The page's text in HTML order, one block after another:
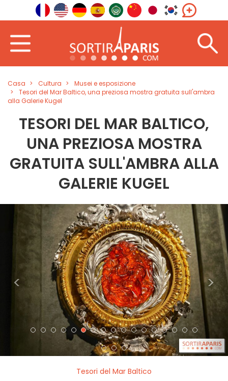
Casa Cultura
Musei e esposizione
Tesori del Mar Baltico, una preziosa mostra gratuita sull'ambra
alla Galerie Kugel
TESORI DEL MAR BALTICO,
UNA PREZIOSA MOSTRA
GRATUITA SULL'AMBRA ALLA
GALERIE KUGEL
< >
Tesori del Mar Baltico